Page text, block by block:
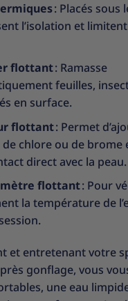
: Placés sous
l’isolation et
flottant: Ramasse
feuilles,
en surface.
flottant: Permet
chlore ou de brome
direct avec la peau.
flottant: Pour
la température de
et entretenant votre
gonflage, vous
une eau